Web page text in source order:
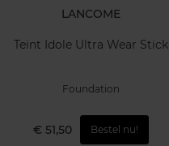
LANCOME
Teint Idole Ultra Wear Stick
Foundation
€ 51,50 Bestel nu!